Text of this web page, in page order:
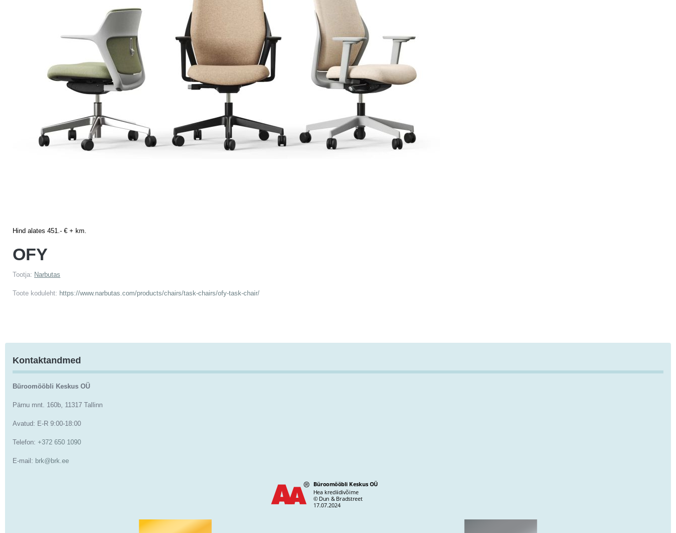
Hind alates 451.- € + km.
OFY
Tootja: Narbutas
Toote koduleht: https://www.narbutas.com/products/chairs/task-chairs/ofy-task-chair/
Kontaktandmed
Büroomööbli Keskus OÜ
Pärnu mnt. 160b, 11317 Tallinn
Avatud: E-R 9:00-18:00
Telefon: +372 650 1090
E-mail: brk@brk.ee